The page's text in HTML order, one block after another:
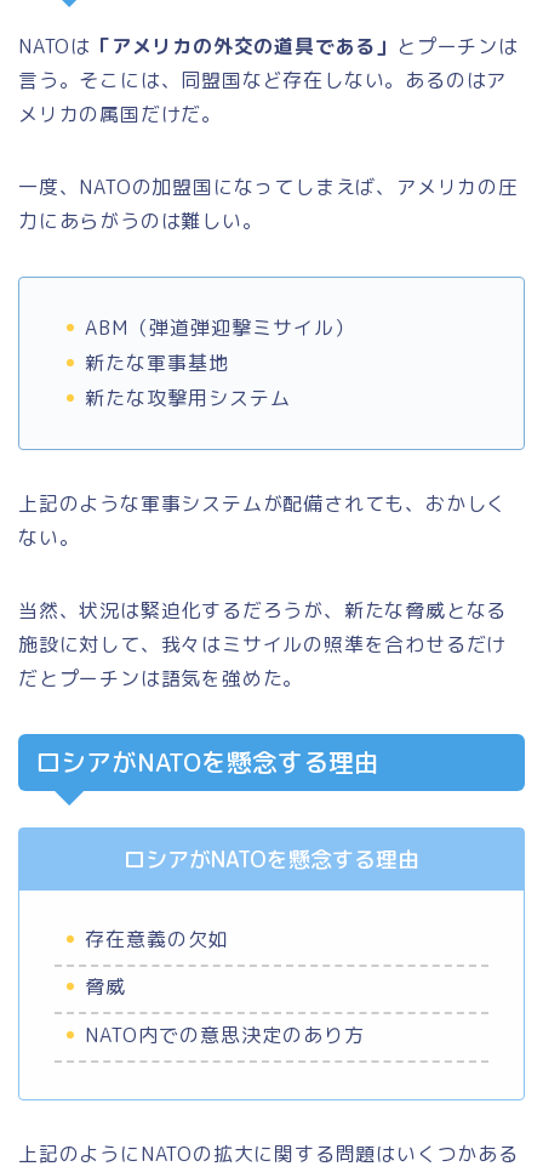
NATOは 「アメリカの外交の道具である」 とプーチンは
言う。そこには、同盟国など存在しない。あるのはア
メリカの属国だけだ。
一度、NATOの加盟国になってしまえば、アメリカの圧
力にあらがうのは難しい。
ABM（弾道弾迎撃ミサイル）
新たな軍事基地
新たな攻撃用システム
上記のような軍事システムが配備されても、おかしく
ない。
当然、状況は緊迫化するだろうが、新たな脅威となる
施設に対して、我々はミサイルの照準を合わせるだけ
だとプーチンは語気を強めた。
ロシアがNATOを懸念する理由
ロシアがNATOを懸念する理由
存在意義の欠如
脅威
NATO内での意思決定のあり方
上記のようにNATOの拡大に関する問題はいくつかある